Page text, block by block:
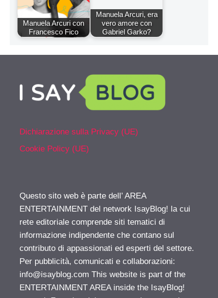
Manuela Arcuri con
Francesco Fico
Manuela Arcuri, era
vero amore con
Gabriel Garko?
Dichiarazione sulla Privacy (UE)
Cookie Policy (UE)
Questo sito web è parte dell’ AREA
ENTERTAINMENT del network IsayBlog! la cui
rete editoriale comprende siti tematici di
informazione indipendente che contano sul
contributo di appassionati ed esperti del settore.
Per pubblicità, comunicati e collaborazioni:
info@isayblog.com This website is part of the
ENTERTAINMENT AREA inside the IsayBlog!